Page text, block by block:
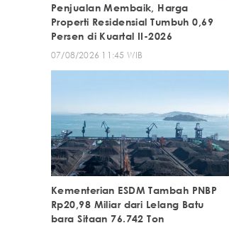
Penjualan Membaik, Harga
Properti Residensial Tumbuh 0,69
Persen di Kuartal II-2026
07/08/2026 11:45 WIB
Kementerian ESDM Tambah PNBP
Rp20,98 Miliar dari Lelang Batu
bara Sitaan 76.742 Ton